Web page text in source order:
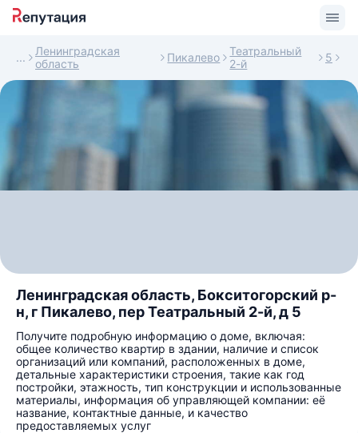
Ленинградская
область
Пикалево
Театральный
2-й
5
Ленинградская область, Бокситогорский р-
н, г Пикалево, пер Театральный 2-й, д 5
Получите подробную информацию о доме, включая:
общее количество квартир в здании, наличие и список
организаций или компаний, расположенных в доме,
детальные характеристики строения, такие как год
постройки, этажность, тип конструкции и использованные
материалы, информация об управляющей компании: её
название, контактные данные, и качество
предоставляемых услуг